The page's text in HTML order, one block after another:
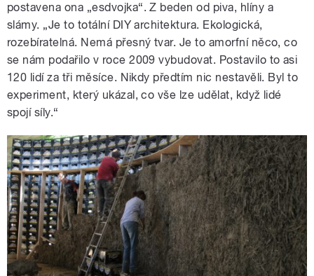
postavena ona „esdvojka“. Z beden od piva, hlíny a
slámy. „Je to totální DIY architektura. Ekologická,
rozebíratelná. Nemá přesný tvar. Je to amorfní něco, co
se nám podařilo v roce 2009 vybudovat. Postavilo to asi
120 lidí za tři měsíce. Nikdy předtím nic nestavěli. Byl to
experiment, který ukázal, co vše lze udělat, když lidé
spojí síly.“